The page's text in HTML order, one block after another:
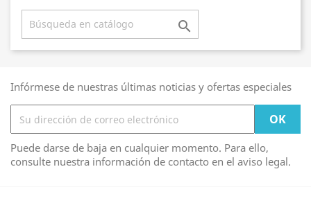

Infórmese de nuestras últimas noticias y ofertas especiales
Puede darse de baja en cualquier momento. Para ello,
consulte nuestra información de contacto en el aviso legal.